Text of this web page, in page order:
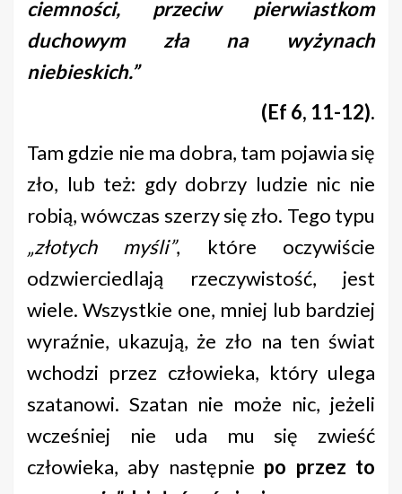
ciemności, przeciw pierwiastkom
duchowym zła na wyżynach
niebieskich.”
(Ef 6, 11-12).
Tam gdzie nie ma dobra, tam pojawia się
zło, lub też: gdy dobrzy ludzie nic nie
robią, wówczas szerzy się zło. Tego typu
„złotych myśli”, które oczywiście
odzwierciedlają rzeczywistość, jest
wiele. Wszystkie one, mniej lub bardziej
wyraźnie, ukazują, że zło na ten świat
wchodzi przez człowieka, który ulega
szatanowi. Szatan nie może nic, jeżeli
wcześniej nie uda mu się zwieść
człowieka, aby następnie po przez to